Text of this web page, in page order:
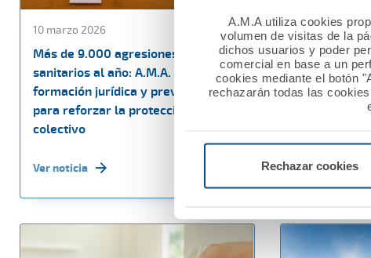
A.M.A utiliza cookies
volumen de visitas de la
dichos usuarios y poder
comercial en base a un
cookies mediante el botón
rechazarán todas las
Rechazar cookies
10 marzo 2026
Más de 9.000 agresiones a
sanitarios al año: A.M.A. impulsa
formación jurídica y prevención
para reforzar la protección del
colectivo
Ver noticia
27 febrero
La
60.000
sociales en
Nacional
Ver noticia